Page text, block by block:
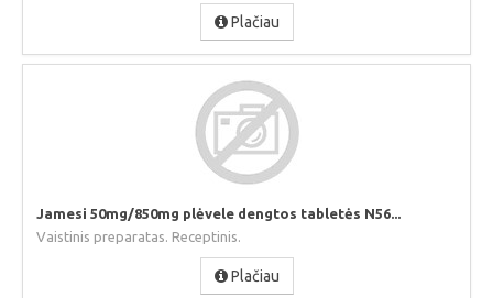
Plačiau
Jamesi 50mg/850mg plėvele dengtos tabletės N56...
Vaistinis preparatas. Receptinis.
Plačiau